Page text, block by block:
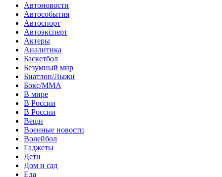
Автоновости
Автособытия
Автоспорт
Автоэксперт
Актеры
Аналитика
Баскетбол
Безумный мир
Биатлон/Лыжи
Бокс/MMA
В мире
В России
В России
Вещи
Военные новости
Волейбол
Гаджеты
Дети
Дом и сад
Еда